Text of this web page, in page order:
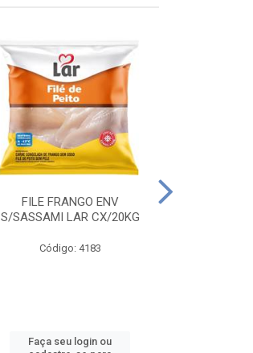
FILE FRANGO ENV
S/SASSAMI LAR CX/20KG
Código: 4183
Faça seu login ou